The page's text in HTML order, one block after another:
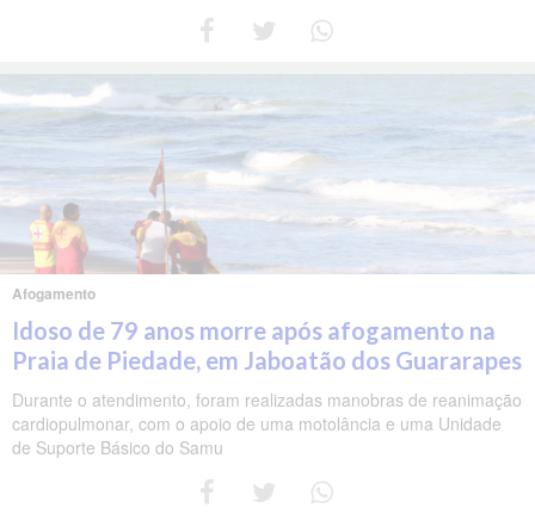
Afogamento
Idoso de 79 anos morre após afogamento na
Praia de Piedade, em Jaboatão dos Guararapes
Durante o atendimento, foram realizadas manobras de reanimação
cardiopulmonar, com o apoio de uma motolância e uma Unidade
de Suporte Básico do Samu